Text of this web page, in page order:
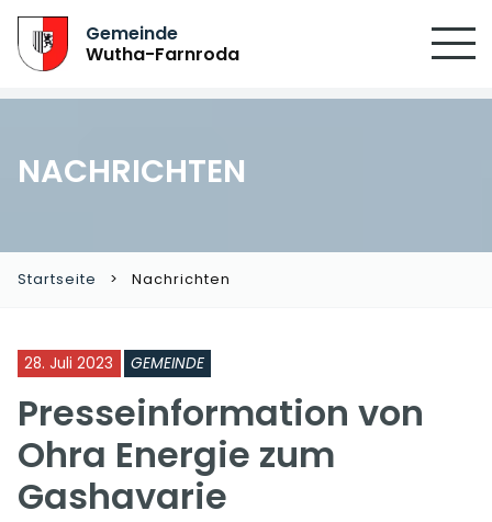
Gemeinde
Wutha-Farnroda
NACHRICHTEN
Startseite Nachrichten
28. Juli 2023 GEMEINDE
Presseinformation von
Ohra Energie zum
Gashavarie